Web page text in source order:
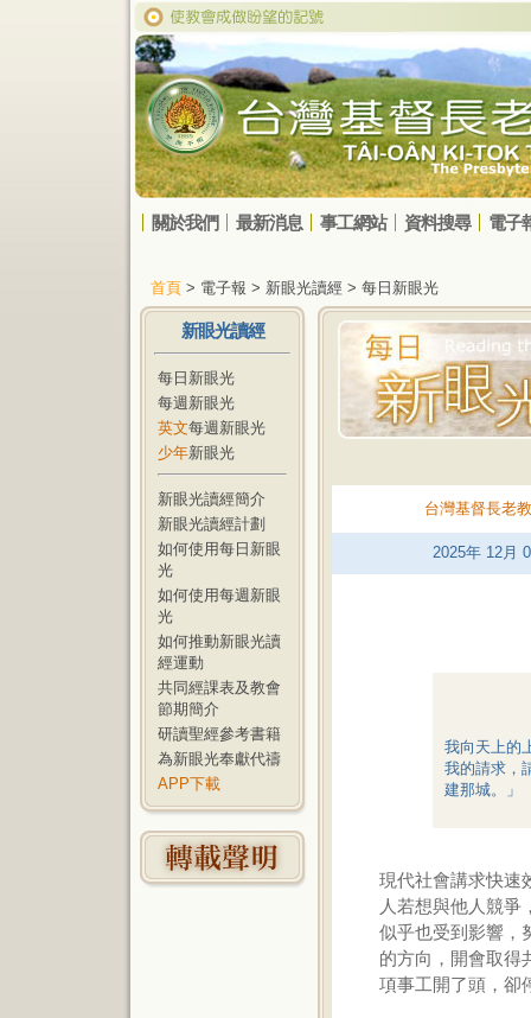
關於我們 最新消息 事工網站 資料搜尋 電子
首頁 > 電子報 > 新眼光讀經 > 每日新眼光
新眼光讀經
每日新眼光
每週新眼光
英文每週新眼光
少年新眼光
新眼光讀經簡介
新眼光讀經計劃
如何使用每日新眼
光
如何使用每週新眼
光
如何推動新眼光讀
經運動
共同經課表及教會
節期簡介
研讀聖經參考書籍
為新眼光奉獻代禱
APP下載
台灣基督長老
2025年 12月
我向天上的
我的請求，
建那城。」
現代社會講求快速
人若想與他人競爭
似乎也受到影響，
的方向，開會取得
項事工開了頭，卻